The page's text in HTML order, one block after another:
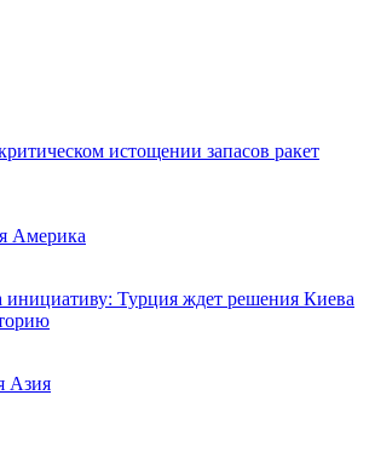
истощении запасов ракет
Америка
инициативу: Турция ждет решения Киева
Азия